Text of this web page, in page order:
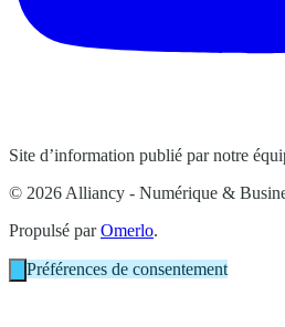
Site d’information publié par notre
© 2026 Alliancy - Numérique &
Propulsé parOmerlo.
Préférences de consentement